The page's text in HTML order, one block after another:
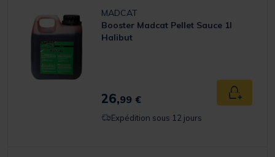
MADCAT
Booster Madcat Pellet Sauce 1l
Halibut
26,99 € Ajouter
Expédition sous 12 jours